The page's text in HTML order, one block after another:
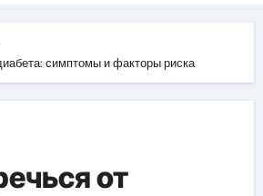
симптомы и факторы риска
от